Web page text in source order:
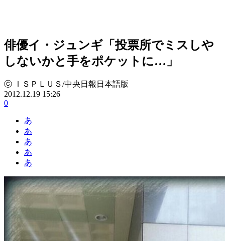
俳優イ・ジュンギ「投票所でミスしや
しないかと手をポケットに…」
ⓒ ＩＳＰＬＵＳ/中央日報日本語版
2012.12.19 15:26
0
あ
あ
あ
あ
あ